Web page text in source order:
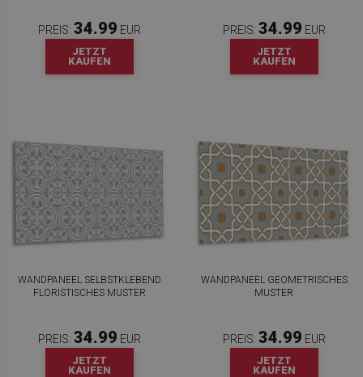
PREIS: 34.99 EUR
JETZT
KAUFEN
PREIS: 34.99 EUR
JETZT
KAUFEN
WANDPANEEL SELBSTKLEBEND
FLORISTISCHES MUSTER
PREIS: 34.99 EUR
JETZT
KAUFEN
WANDPANEEL GEOMETRISCHES
MUSTER
PREIS: 34.99 EUR
JETZT
KAUFEN